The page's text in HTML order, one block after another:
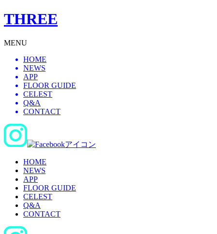
THREE
MENU
HOME
NEWS
APP
FLOOR GUIDE
CELEST
Q&A
CONTACT
HOME
NEWS
APP
FLOOR GUIDE
CELEST
Q&A
CONTACT